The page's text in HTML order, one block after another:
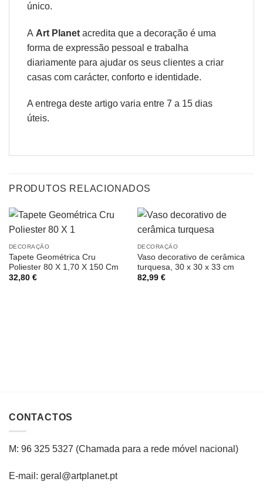
único.
A Art Planet acredita que a decoração é uma
forma de expressão pessoal e trabalha
diariamente para ajudar os seus clientes a criar
casas com carácter, conforto e identidade.
A entrega deste artigo varia entre 7 a 15 dias
úteis.
PRODUTOS RELACIONADOS
DECORAÇÃO
Tapete Geométrica Cru
Poliester 80 X 1,70 X 150 Cm
32,80 €
DECORAÇÃO
Vaso decorativo de cerâmica
turquesa, 30 x 30 x 33 cm
82,99 €
CONTACTOS
M: 96 325 5327 (Chamada para a rede móvel nacional )
E-mail: geral@artplanet.pt